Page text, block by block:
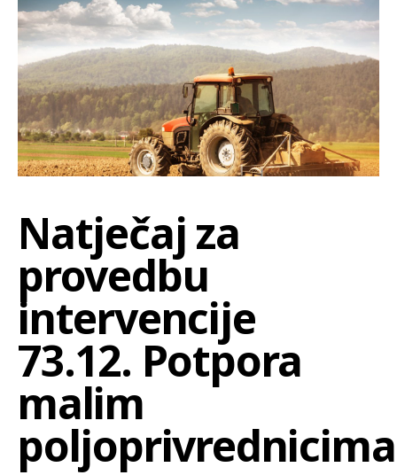
Natječaj za
provedbu
intervencije
73.12. Potpora
malim